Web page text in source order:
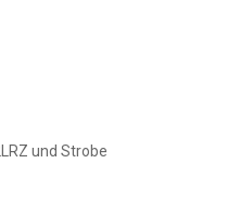
und Strobe